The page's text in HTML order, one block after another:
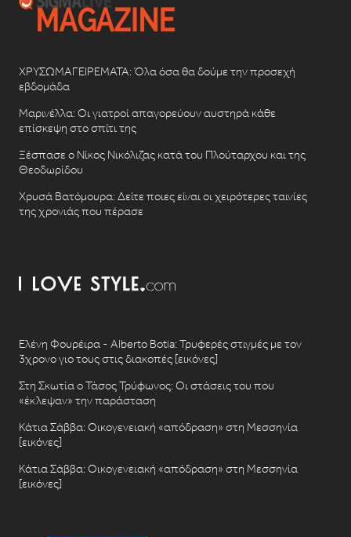
ΧΡΥΣΩΜΑΓΕΙΡΕΜΑΤΑ: Όλα όσα θα δούμε την προσεχή
εβδομάδα
Μαρινέλλα: Οι γιατροί απαγορεύουν αυστηρά κάθε
επίσκεψη στο σπίτι της
Ξέσπασε ο Νίκος Νικόλιζας κατά του Πλούταρχου και της
Θεοδωρίδου
Χρυσά Βατόμουρα: Δείτε ποιες είναι οι χειρότερες ταινίες
της χρονιάς που πέρασε
Ελένη Φουρέιρα - Alberto Botia: Τρυφερές στιγμές με τον
3χρονο γιο τους στις διακοπές [εικόνες]
Στη Σκωτία ο Τάσος Τρύφωνος: Οι στάσεις του που
«έκλεψαν» την παράσταση
Κάτια Σάββα: Οικογενειακή «απόδραση» στη Μεσσηνία
[εικόνες]
Κάτια Σάββα: Οικογενειακή «απόδραση» στη Μεσσηνία
[εικόνες]